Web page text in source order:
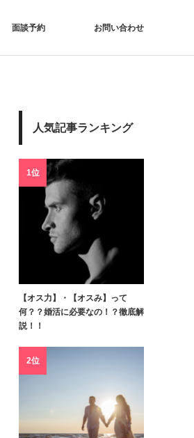
面談予約 お問い合わせ
人気記事ランキング
1位
【オス力】・【オスみ】って
何？？婚活に必要なの！？徹底解
説！！
2位